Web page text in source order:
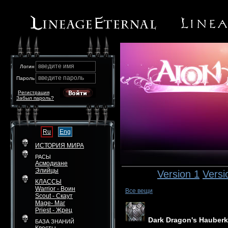
Логин введите имя
Пароль введите пароль
Забыл пароль?
Регистрация
Ru
Eng
ИСТОРИЯ МИРА
РАСЫ
Асмодиане
Элийцы
КЛАССЫ
Warrior - Воин
Scout - Скаут
Mage- Маг
Priest - Жрец
БАЗА ЗНАНИЙ
Version 1
Все вещи
Dark Dragon's Hauberk